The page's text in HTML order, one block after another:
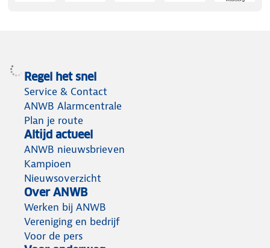
Regel het snel
Service & Contact
ANWB Alarmcentrale
Plan je route
Altijd actueel
ANWB nieuwsbrieven
Kampioen
Nieuwsoverzicht
Over ANWB
Werken bij ANWB
Vereniging en bedrijf
Voor de pers